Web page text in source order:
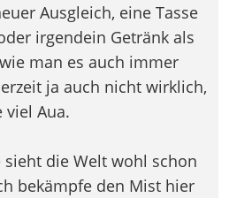
Ausgleich, eine Tasse
irgendein Getränk als
man es auch immer
ja auch nicht wirklich,
Aua.
die Welt wohl schon
bekämpfe den Mist hier